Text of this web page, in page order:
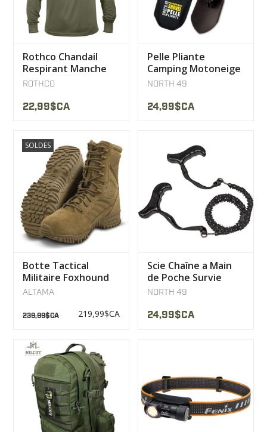
Rothco Chandail
Respirant Manche
longue olive
ROTHCO
22,99$CA
Pelle Pliante
Camping Motoneige
VTT North 49
NORTH 49
24,99$CA
SOLDES
Botte Tactical
Militaire Foxhound
SR 8" Altama
ALTAMA
239,99$CA 219,99$CA
Scie Chaîne a Main
de Poche Survie
North 49
NORTH 49
24,99$CA